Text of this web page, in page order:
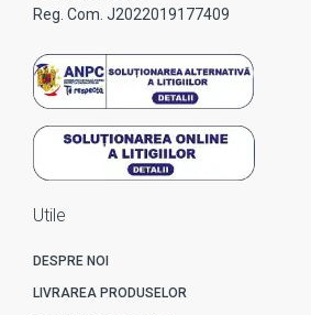
Reg. Com. J2022019177409
Utile
DESPRE NOI
LIVRAREA PRODUSELOR